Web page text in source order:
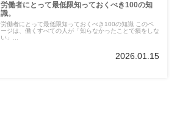
労働者にとって最低限知っておくべき100の知
識。
労働者にとって最低限知っておくべき100の知識 このペ
ージは、働くすべての人が「知らなかったことで損をしな
い」...
2026.01.15